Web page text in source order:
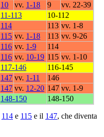
10
vv. 1-18 9
vv. 22-39
11-113
10-112
114
113 vv. 1-8
115 vv. 1-18 113 vv. 9-26
116 vv. 1-9
114
116 vv. 10-19 115 vv. 1-10
117-146
116-145
147 vv. 1-11
146
147 vv. 12-20 147 vv. 1-9
148-150
148-150
114 e 115 e il 147, che diventa